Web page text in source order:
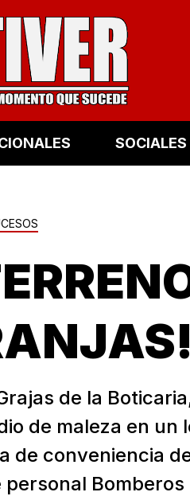
SOCIALES
de la
de maleza en un
de conveniencia
Bomberos